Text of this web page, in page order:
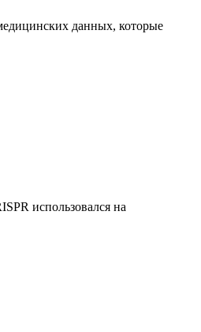
данных, которые
использовался на